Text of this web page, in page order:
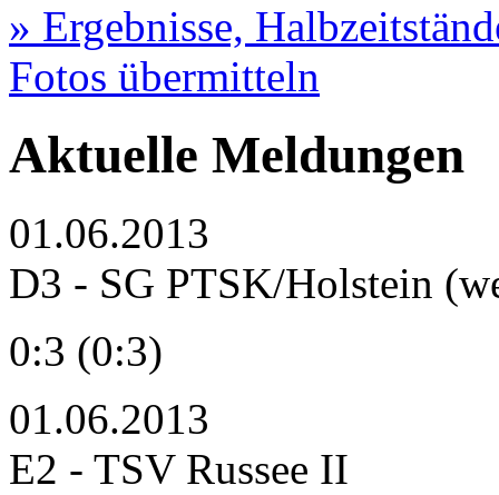
» Ergebnisse,
Fotos übermitteln
Aktuelle Meldungen
01.06.2013
D3 - SG PTSK/Holstein
0:3 (0:3)
01.06.2013
E2 - TSV Russee II